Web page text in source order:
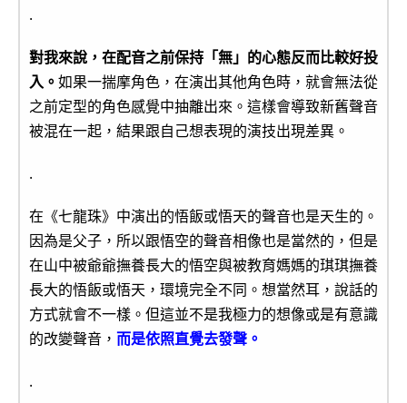
.
對我來說，在配音之前保持「無」的心態反而比較好投
入。 如果一揣摩角色，在演出其他角色時，就會無法從
之前定型的角色感覺中抽離出來。這樣會導致新舊聲音
被混在一起，結果跟自己想表現的演技出現差異。
.
在《七龍珠》中演出的悟飯或悟天的聲音也是天生的。
因為是父子，所以跟悟空的聲音相像也是當然的，但是
在山中被爺爺撫養長大的悟空與被教育媽媽的琪琪撫養
長大的悟飯或悟天，環境完全不同。想當然耳，說話的
方式就會不一樣。但這並不是我極力的想像或是有意識
的改變聲音， 而是依照直覺去發聲。
.